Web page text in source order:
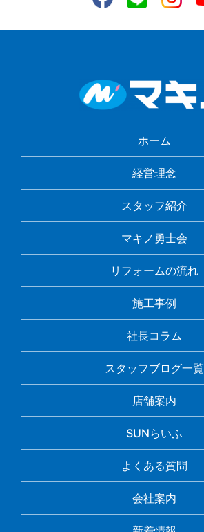
ホーム
経営理念
スタッフ紹介
マキノ勇士会
リフォームの流れ
施工事例
社長コラム
スタッフブログ一覧
店舗案内
SUNらいふ
よくある質問
会社案内